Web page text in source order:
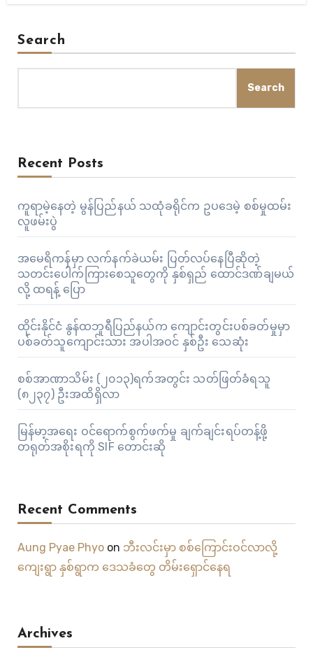
Search
Search
Recent Posts
ကူရာမဲ့နေတဲ့ မွန်ပြည်နယ် သထုံခရိုင်က ဥပဒေမဲ့ စစ်မှုထမ်း
လူဖမ်းပွဲ
အမေရိကန်မှာ လက်နက်ခဲယမ်း ပြတ်လပ်နေပြီဆိုတဲ့
သတင်းပေါက်ကြားစေသူတွေကို နှစ်ရှည် ထောင်ဒဏ်ချမယ်
လို့ ထရန့် ပြော
ထိုင်းနိုင်ငံ နွန်ထဘူရီပြည်နယ်က ကျောင်းတွင်းပစ်ခတ်မှုမှာ
ပစ်ခတ်သူကျောင်းသား အပါအဝင် နှစ်ဦး သေဆုံး
စစ်အာဏာသိမ်း (၂၀၁၃)ရက်အတွင်း သတ်ဖြတ်ခံရသူ
(၈၂၃၇) ဦးအထိရှိလာ
မြန်မာ့အရေး ဝင်ရောက်စွက်ဖက်မှု ချက်ချင်းရပ်တန့်ဖို့
တရုတ်အစိုးရကို SIF တောင်းဆို
Recent Comments
Aung Pyae Phyoon ဘီးလင်းမှာ စစ်ကြောင်းဝင်လာလို့
ကျေးရွာ နှစ်ရွာက ဒေသခံတွေ တိမ်းရှောင်နေရ
Archives